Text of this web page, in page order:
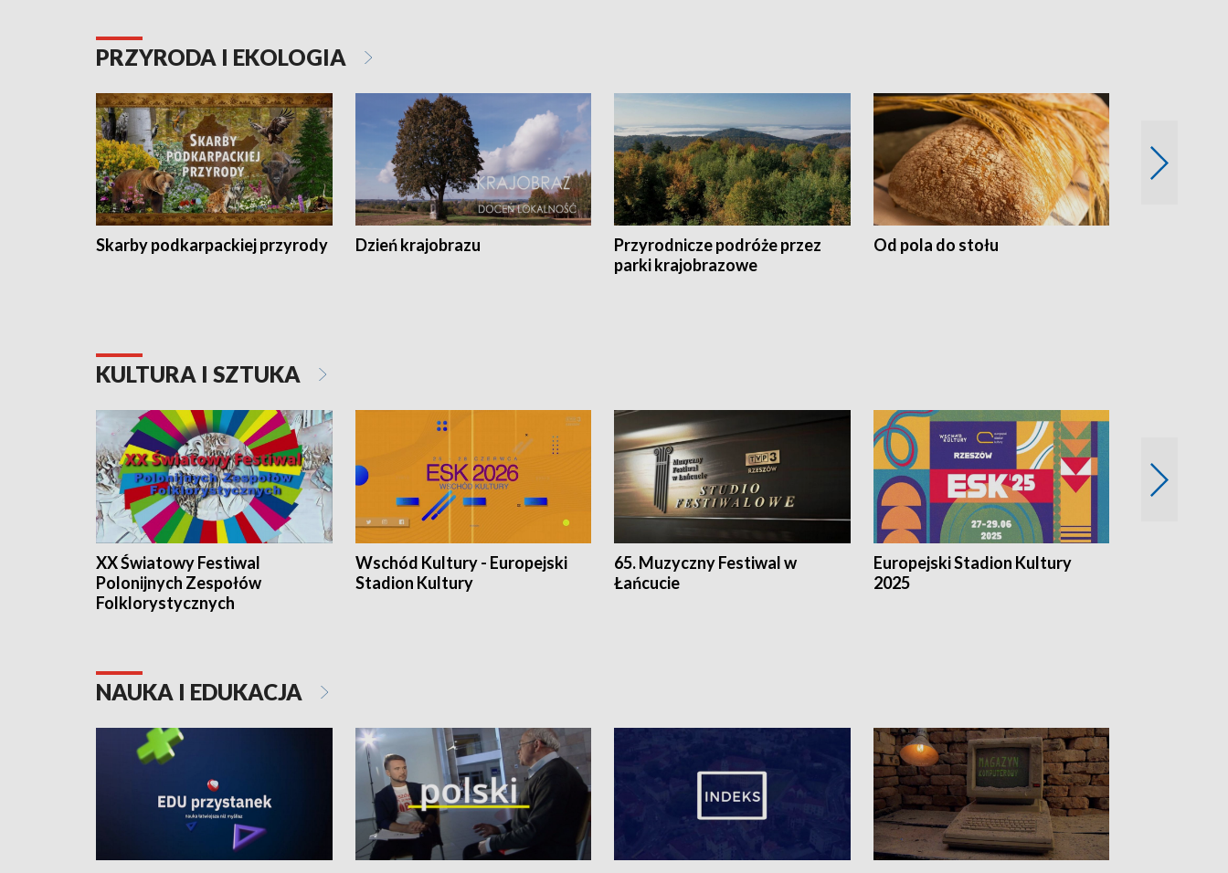
PRZYRODA I EKOLOGIA
Skarby podkarpackiej przyrody Dzień krajobrazu
Przyrodnicze podróże przez
parki krajobrazowe
Od pola do stołu
KULTURA I SZTUKA
XX Światowy Festiwal
Polonijnych Zespołów
Folklorystycznych
Wschód Kultury - Europejski
Stadion Kultury
65. Muzyczny Festiwal w
Łańcucie
Europejski Stadion Kultury
2025
NAUKA I EDUKACJA